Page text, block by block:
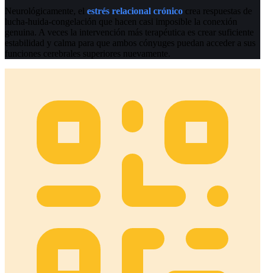
Neurológicamente, el estrés relacional crónico crea respuestas de
lucha-huida-congelación que hacen casi imposible la conexión
genuina. A veces la intervención más terapéutica es crear suficiente
estabilidad y calma para que ambos cónyuges puedan acceder a sus
funciones cerebrales superiores nuevamente.